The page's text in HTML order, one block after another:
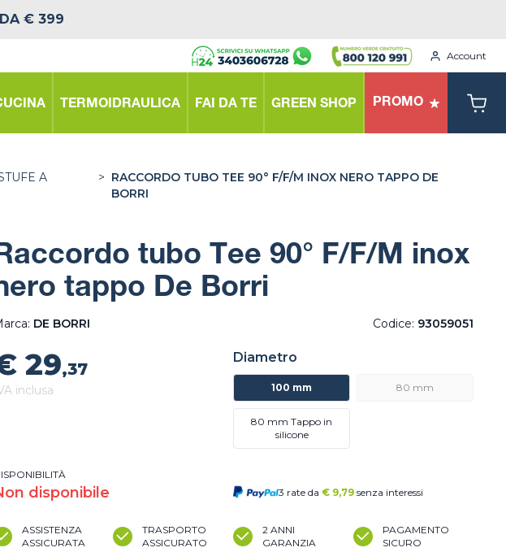
€ 399
Account
TERMOIDRAULICA FAI DA TE GREEN SHOP PROMO
A
> RACCORDO TUBO TEE 90° F/F/M INOX NERO TAPPO DE
BORRI
tubo Tee 90° F/F/M inox
tappo De Borri
DE BORRI Codice: 93059051
29,37
inclusa
disponibile
Diametro
100 mm 80 mm
80 mm Tappo in
silicone
3 rate da € 9,79 senza interessi
ASSISTENZA
ASSICURATA
TRASPORTO
ASSICURATO
2 ANNI
GARANZIA
PAGAMENTO
SICURO